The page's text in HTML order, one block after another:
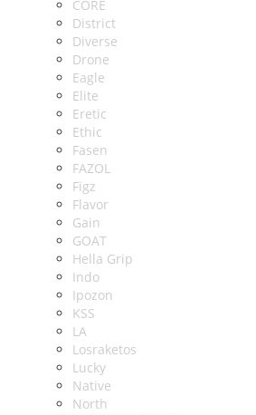
CORE
District
Diverse
Drone
Eagle
Elite
Eretic
Ethic
Fasen
FAZOL
Figz
Flavor
Gain
GOAT
Hella Grip
Indo
Ipozon
KSS
LA
Losraketos
Lucky
Native
North